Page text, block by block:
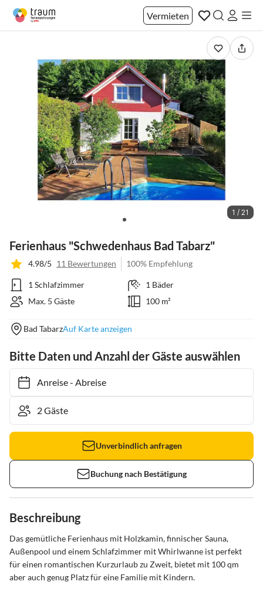
Vermieten
1 / 21
Ferienhaus "Schwedenhaus Bad Tabarz"
4.98/5 11 Bewertungen 100% Empfehlung
1 Schlafzimmer
1 Bäder
Max. 5 Gäste
100 m²
Bad TabarzAuf Karte anzeigen
Bitte Daten und Anzahl der Gäste auswählen
Anreise- Abreise
Unverbindlich anfragen
Buchung nach Bestätigung
Beschreibung
Das gemütliche Ferienhaus mit Holzkamin, finnischer Sauna,
Außenpool und einem Schlafzimmer mit Whirlwanne ist perfekt
für einen romantischen Kurzurlaub zu Zweit, bietet mit 100 qm
aber auch genug Platz für eine Familie mit Kindern.